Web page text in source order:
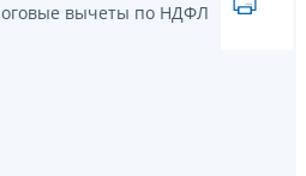
вычеты по НДФЛ